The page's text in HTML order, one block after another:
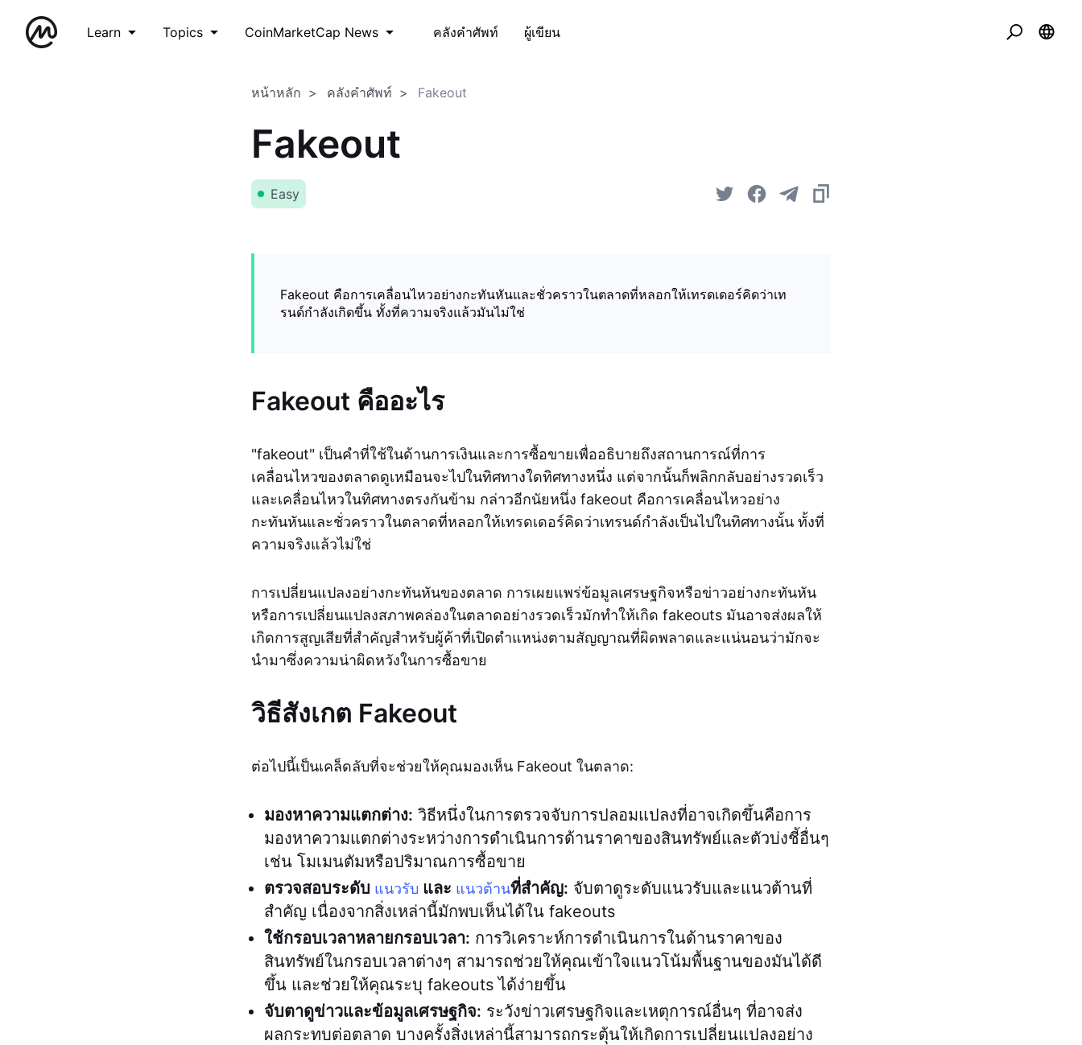
Learn Topics CoinMarketCap News คลังคำศัพท์ ผู้เขียน
หน้าหลัก คลังคำศัพท์ Fakeout
Fakeout
Easy
Fakeout คือการเคลื่อนไหวอย่างกะทันหันและชั่วคราวในตลาดที่หลอกให้เทรดเดอร์คิดว่าเท
รนด์กำลังเกิดขึ้น ทั้งที่ความจริงแล้วมันไม่ใช่
Fakeout คืออะไร
"fakeout" เป็นคำที่ใช้ในด้านการเงินและการซื้อขายเพื่ออธิบายถึงสถานการณ์ที่การ
เคลื่อนไหวของตลาดดูเหมือนจะไปในทิศทางใดทิศทางหนึ่ง แต่จากนั้นก็พลิกกลับอย่างรวดเร็ว
และเคลื่อนไหวในทิศทางตรงกันข้าม กล่าวอีกนัยหนึ่ง fakeout คือการเคลื่อนไหวอย่าง
กะทันหันและชั่วคราวในตลาดที่หลอกให้เทรดเดอร์คิดว่าเทรนด์กำลังเป็นไปในทิศทางนั้น ทั้งที่
ความจริงแล้วไม่ใช่
การเปลี่ยนแปลงอย่างกะทันหันของตลาด การเผยแพร่ข้อมูลเศรษฐกิจหรือข่าวอย่างกะทันหัน
หรือการเปลี่ยนแปลงสภาพคล่องในตลาดอย่างรวดเร็วมักทำให้เกิด fakeouts มันอาจส่งผลให้
เกิดการสูญเสียที่สำคัญสำหรับผู้ค้าที่เปิดตำแหน่งตามสัญญาณที่ผิดพลาดและแน่นอนว่ามักจะ
นำมาซึ่งความน่าผิดหวังในการซื้อขาย
วิธีสังเกต Fakeout
ต่อไปนี้เป็นเคล็ดลับที่จะช่วยให้คุณมองเห็น Fakeout ในตลาด:
มองหาความแตกต่าง: วิธีหนึ่งในการตรวจจับการปลอมแปลงที่อาจเกิดขึ้นคือการ
มองหาความแตกต่างระหว่างการดำเนินการด้านราคาของสินทรัพย์และตัวบ่งชี้อื่นๆ
เช่น โมเมนตัมหรือปริมาณการซื้อขาย
ตรวจสอบระดับ แนวรับ และ แนวต้านที่สำคัญ: จับตาดูระดับแนวรับและแนวต้านที่
สำคัญ เนื่องจากสิ่งเหล่านี้มักพบเห็นได้ใน fakeouts
ใช้กรอบเวลาหลายกรอบเวลา: การวิเคราะห์การดำเนินการในด้านราคาของ
สินทรัพย์ในกรอบเวลาต่างๆ สามารถช่วยให้คุณเข้าใจแนวโน้มพื้นฐานของมันได้ดี
ขึ้น และช่วยให้คุณระบุ fakeouts ได้ง่ายขึ้น
จับตาดูข่าวและข้อมูลเศรษฐกิจ: ระวังข่าวเศรษฐกิจและเหตุการณ์อื่นๆ ที่อาจส่ง
ผลกระทบต่อตลาด บางครั้งสิ่งเหล่านี้สามารถกระตุ้นให้เกิดการเปลี่ยนแปลงอย่าง